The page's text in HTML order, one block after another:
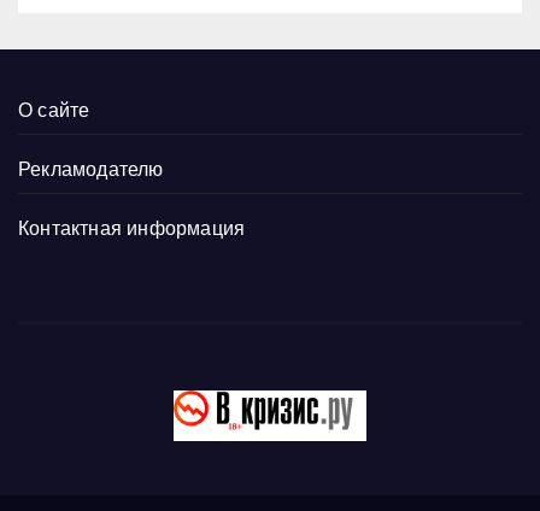
О сайте
Рекламодателю
Контактная информация